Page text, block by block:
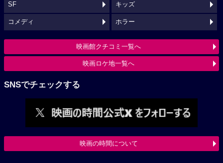
SF キッズ
コメディ ホラー
映画館クチコミ一覧へ
映画ロケ地一覧へ
SNSでチェックする
映画の時間について